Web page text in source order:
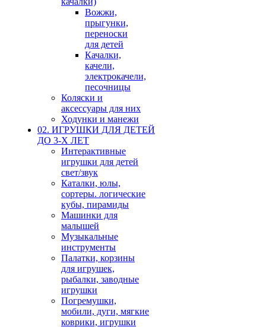
Вожжи,
прыгунки,
переноски
для детей
Качалки,
качели,
электрокачели,
песочницы
Коляски и
аксессуары для них
Ходунки и манежи
02. ИГРУШКИ ДЛЯ ДЕТЕЙ
ДО 3-Х ЛЕТ
Интерактивные
игрушки для детей
свет/звук
Каталки, юлы,
сортеры. логические
кубы, пирамиды
Машинки для
малышей
Музыкальные
инструменты
Палатки, корзины
для игрушек,
рыбалки, заводные
игрушки
Погремушки,
мобили, дуги, мягкие
коврики, игрушки